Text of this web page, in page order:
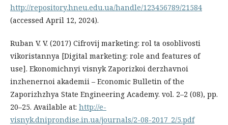
http://repository.hneu.edu.ua/handle/123456789/21584
(accessed April 12, 2024).
Ruban V. V. (2017) Cifrovij marketing: rol ta osoblivosti
vikoristannya [Digital marketing: role and features of
use]. Ekonomichnyi visnyk Zaporizkoi derzhavnoi
inzhenernoi akademii – Economic Bulletin of the
Zaporizhzhya State Engineering Academy. vol. 2–2 (08), рр.
20–25. Available at: http://e-
visnyk.dniprondise.in.ua/journals/2-08-2017_2/5.pdf